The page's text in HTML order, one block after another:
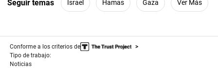
Seguir temas Israel Hamas Gaza Ver Más
Conforme a los criterios de
Tipo de trabajo:
Noticias